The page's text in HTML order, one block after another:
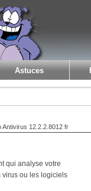
Astuces
Antivirus 12.2.2.8012 fr
qui analyse votre
ou les logiciels